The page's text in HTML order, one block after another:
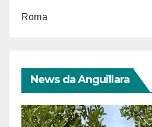
Roma
News da Anguillara